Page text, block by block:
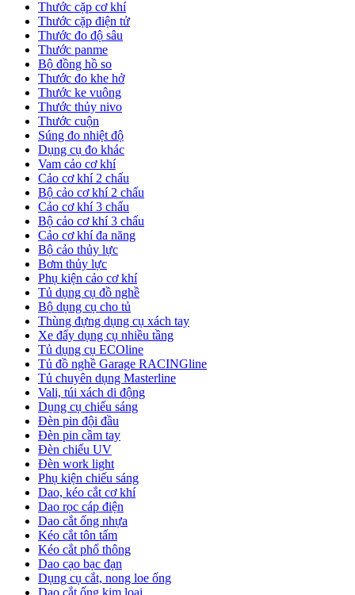
Thước cặp cơ khí
Thước cặp điện tử
Thước đo độ sâu
Thước panme
Bộ đồng hồ so
Thước đo khe hở
Thước ke vuông
Thước thủy nivo
Thước cuộn
Súng đo nhiệt độ
Dụng cụ đo khác
Vam cảo cơ khí
Cảo cơ khí 2 chấu
Bộ cảo cơ khí 2 chấu
Cảo cơ khí 3 chấu
Bộ cảo cơ khí 3 chấu
Cảo cơ khí đa năng
Bộ cảo thủy lực
Bơm thủy lực
Phụ kiện cảo cơ khí
Tủ dụng cụ đồ nghề
Bộ dụng cụ cho tủ
Thùng đựng dụng cụ xách tay
Xe đẩy dụng cụ nhiều tầng
Tủ dụng cụ ECOline
Tủ đồ nghề Garage RACINGline
Tủ chuyên dụng Masterline
Vali, túi xách di động
Dụng cụ chiếu sáng
Đèn pin đội đầu
Đèn pin cầm tay
Đèn chiếu UV
Đèn work light
Phụ kiện chiếu sáng
Dao, kéo cắt cơ khí
Dao rọc cáp điện
Dao cắt ống nhựa
Kéo cắt tôn tấm
Kéo cắt phổ thông
Dao cạo bạc đạn
Dụng cụ cắt, nong loe ống
Dao cắt ống kim loại